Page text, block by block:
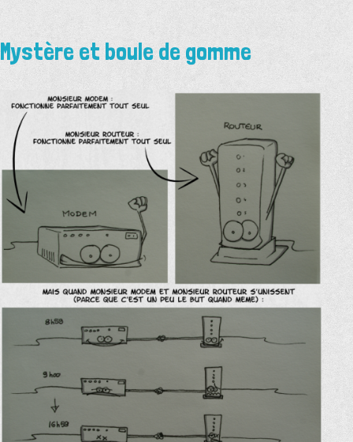
simple
…
Mystère et boule de gomme